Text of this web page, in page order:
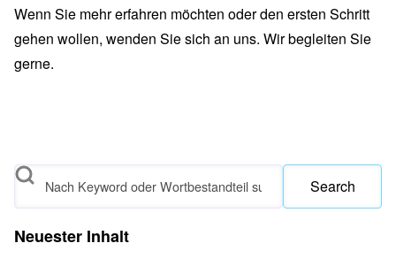
Wenn Sie mehr erfahren möchten oder den ersten Schritt
gehen wollen, wenden Sie sich an uns. Wir begleiten Sie
gerne.
Search
Neuester Inhalt